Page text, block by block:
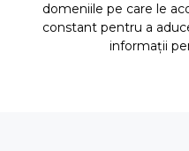
domeniile pe care le
constant pentru a
informații